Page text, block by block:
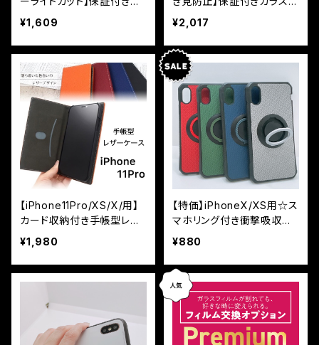
ラスフィルム『鎧』平面タイ
¥1,609
ィルム『鎧』平面タイプ
¥2,017
【iPhone11Pro/XS/X/用】
カード収納付き手帳型レザ
ーケース カラーレザー
抗菌率99.9％
¥1,980
【特価】iPhoneX/XS用☆ス
マホリング付き衝撃吸収ケ
ース
¥880